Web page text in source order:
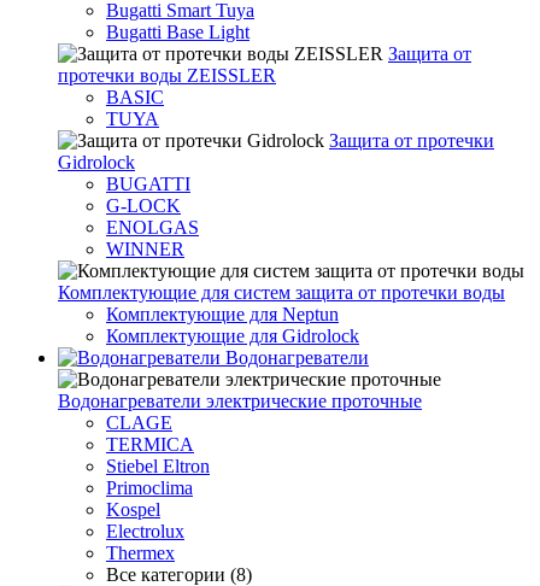
Bugatti Smart Tuya
Bugatti Base Light
Защита от
протечки воды ZEISSLER
BASIC
TUYA
Защита от протечки
Gidrolock
BUGATTI
G-LOCK
ENOLGAS
WINNER
Комплектующие для систем защита от протечки воды
Комплектующие для Neptun
Комплектующие для Gidrolock
Водонагреватели
Водонагреватeли электрические проточные
CLAGE
TERMICA
Stiebel Eltron
Primoclima
Kospel
Electrolux
Thermex
Все категории (8)